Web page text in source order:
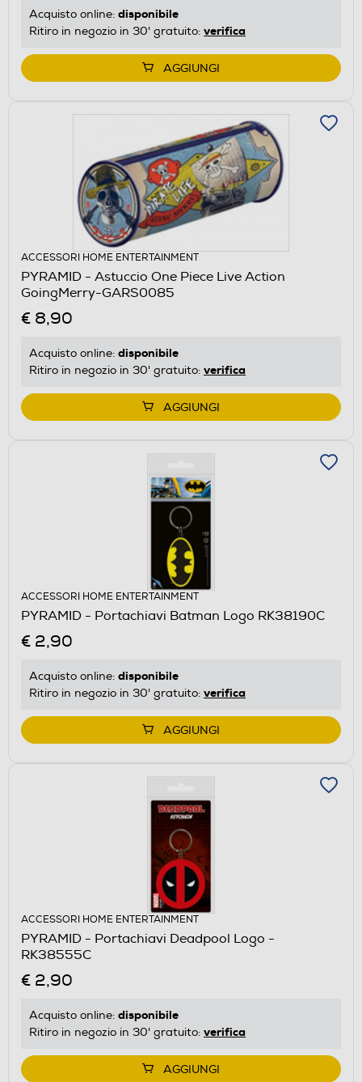
Acquisto online: disponibile
Ritiro in negozio in 30' gratuito: verifica
AGGIUNGI
ACCESSORI HOME ENTERTAINMENT
PYRAMID - Astuccio One Piece Live Action
GoingMerry-GARS0085
€ 8,90
Acquisto online: disponibile
Ritiro in negozio in 30' gratuito: verifica
AGGIUNGI
ACCESSORI HOME ENTERTAINMENT
PYRAMID - Portachiavi Batman Logo RK38190C
€ 2,90
Acquisto online: disponibile
Ritiro in negozio in 30' gratuito: verifica
AGGIUNGI
ACCESSORI HOME ENTERTAINMENT
PYRAMID - Portachiavi Deadpool Logo -
RK38555C
€ 2,90
Acquisto online: disponibile
Ritiro in negozio in 30' gratuito: verifica
AGGIUNGI